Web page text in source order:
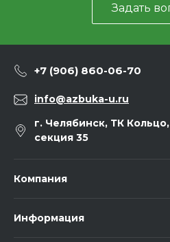
Задать
+7 (906) 860-06-70
info@azbuka-u.ru
г. Челябинск, ТК
секция 35
Компания
Информация